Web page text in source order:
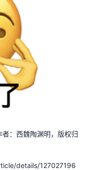
：西魏陶渊明，版权归
details/127027196